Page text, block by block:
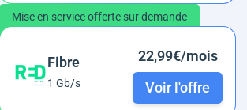
Mise en service offerte sur demande
Fibre
1 Gb/s
22,99€/mois
Voir l'offre